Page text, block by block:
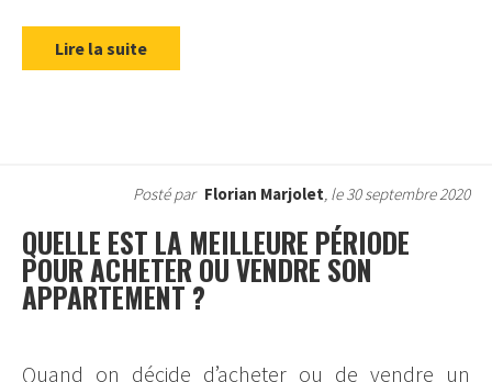
Lire la suite
Posté par Florian Marjolet, le 30 septembre 2020
QUELLE EST LA MEILLEURE PÉRIODE
POUR ACHETER OU VENDRE SON
APPARTEMENT ?
Quand on décide d’acheter ou de vendre un